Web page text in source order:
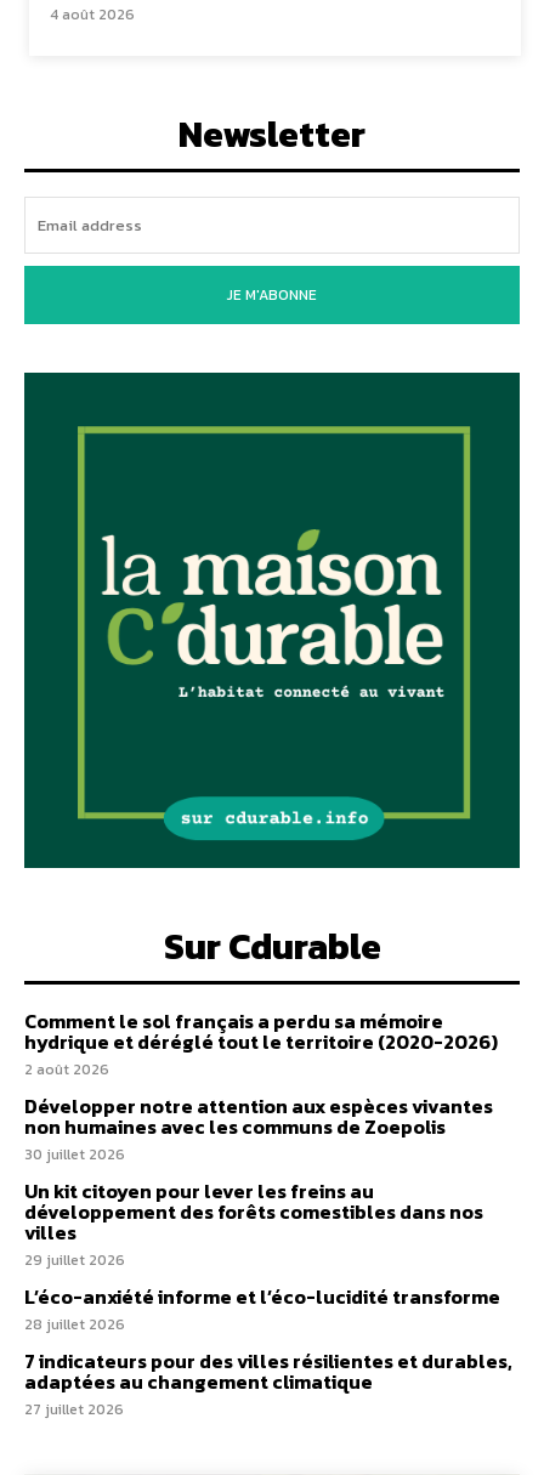
4 août 2026
Newsletter
JE M'ABONNE
Sur Cdurable
Comment le sol français a perdu sa mémoire
hydrique et déréglé tout le territoire (2020-2026)
2 août 2026
Développer notre attention aux espèces vivantes
non humaines avec les communs de Zoepolis
30 juillet 2026
Un kit citoyen pour lever les freins au
développement des forêts comestibles dans nos
villes
29 juillet 2026
L’éco-anxiété informe et l’éco-lucidité transforme
28 juillet 2026
7 indicateurs pour des villes résilientes et durables,
adaptées au changement climatique
27 juillet 2026